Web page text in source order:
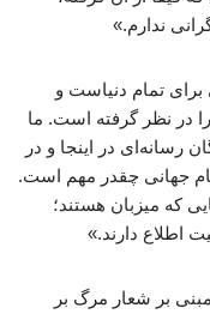
ندارم.»
تمام دنیاست و
در نظر گرفته است. ما
رسانه‌ای در اینجا و در
جهانی چقدر مهم است.
که میزبان هستند؛
اطلاع دارند.»
بر شعار مرگ بر